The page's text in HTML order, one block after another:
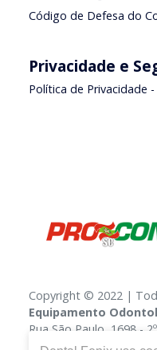
Código de Defesa do
Privacidade e
Política de Privacidade -
Copyright © 2022 |
Equipamento
Rua São Paulo, 1698 -
Domissanitários: